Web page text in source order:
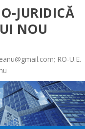
JURIDICĂ
NOU
; RO-U.E.